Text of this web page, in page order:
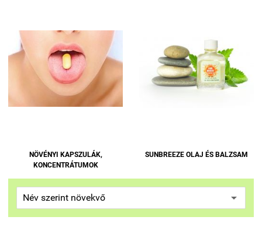
NÖVÉNYI KAPSZULÁK,
KONCENTRÁTUMOK
SUNBREEZE OLAJ ÉS BALZSAM